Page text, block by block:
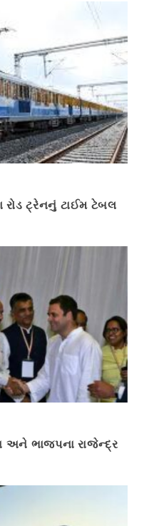
રોડ ટ્રેનનું ટાઈમ ટેબલ
અને ભાજપના રાજેન્દ્ર